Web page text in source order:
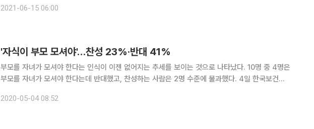
자료를 사용해 최저임금의 일자리 감소율과 고용 탄력성을 추정했
2021-06-15 06:00
'자식이 부모 모셔야'…찬성 23%·반대 41%
부모를 자녀가 모셔야 한다는 인식이 이젠 없어지는 추세를 보이는 것으로 나타났다. 10명 중 4명은
부모를 자녀가 모셔야 한다는데 반대했고, 찬성하는 사람은 2명 수준에 불과했다. 4일 한국보건사
10가구 중 4가구꼴로 부모 부양의 자녀 책임에 대해 반대
2020-05-04 08:52